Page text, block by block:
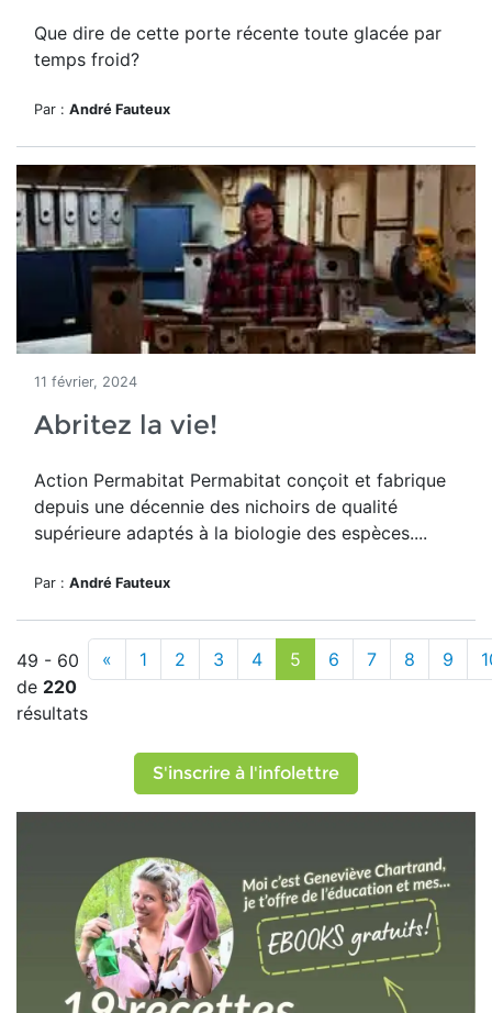
Que dire de cette porte récente toute glacée par
temps froid?
Par : André Fauteux
11 février, 2024
Abritez la vie!
Action Permabitat Permabitat conçoit et fabrique
depuis une décennie des nichoirs de qualité
supérieure adaptés à la biologie des espèces....
Par : André Fauteux
49 - 60
de 220
résultats
« 1 2 3 4 5 6 7 8 9
S'inscrire à l'infolettre